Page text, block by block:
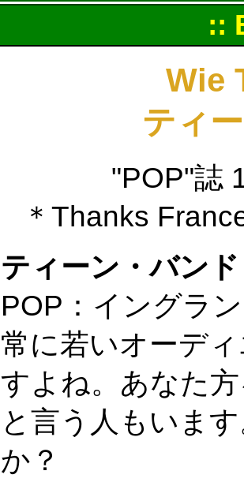
::
Wie
ティ
"POP"誌
＊Thanks
ティーン・バンド
POP：イングラ
常に若いオーデ
すよね。あなた
と言う人もいま
か？